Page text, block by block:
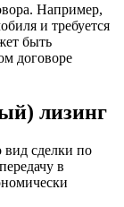
Например,
и требуется
быть
договоре
лизинг
сделки по
в